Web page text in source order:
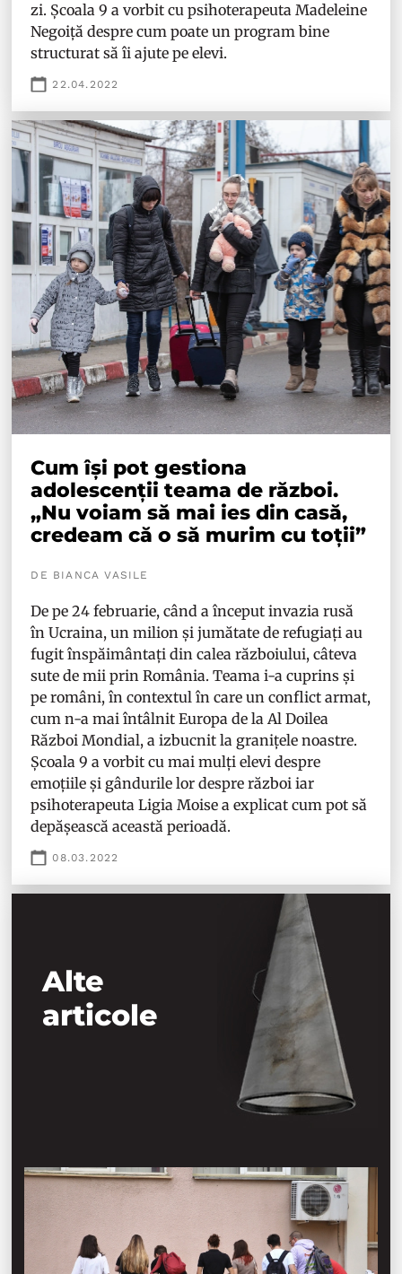
zi. Școala 9 a vorbit cu psihoterapeuta Madeleine
Negoiță despre cum poate un program bine
structurat să îi ajute pe elevi.
22.04.2022
Cum își pot gestiona
adolescenții teama de război.
„Nu voiam să mai ies din casă,
credeam că o să murim cu toții”
DE BIANCA VASILE
De pe 24 februarie, când a început invazia rusă
în Ucraina, un milion și jumătate de refugiați au
fugit înspăimântați din calea războiului, câteva
sute de mii prin România. Teama i-a cuprins și
pe români, în contextul în care un conflict armat,
cum n-a mai întâlnit Europa de la Al Doilea
Război Mondial, a izbucnit la granițele noastre.
Școala 9 a vorbit cu mai mulți elevi despre
emoțiile și gândurile lor despre război iar
psihoterapeuta Ligia Moise a explicat cum pot să
depășească această perioadă.
08.03.2022
Alte
articole